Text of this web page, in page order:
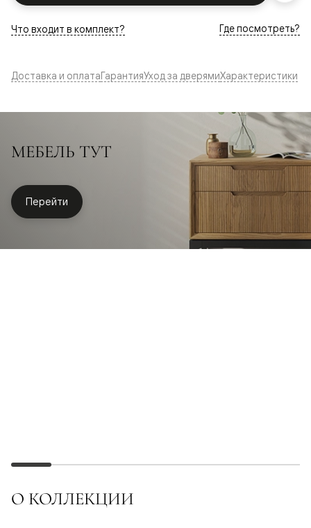
Что входит в комплект? Где посмотреть?
Доставка и оплатаГарантияУход за дверямиХарактеристики
МЕБЕЛЬ ТУТ
Перейти
О КОЛЛЕКЦИИ